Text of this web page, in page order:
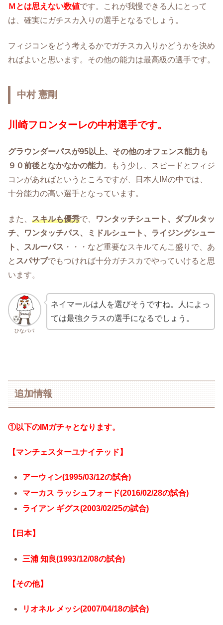
Ｍとは思えない数値です。これが我慢できる人にとって
は、確実にガチスカ入りの選手となるでしょう。
フィジコンをどう考えるかでガチスカ入りかどうかを決め
ればよいと思います。その他の能力は最高級の選手です。
中村 憲剛
川崎フロンターレの中村選手です。
グラウンダーパスが95以上、その他のオフェンス能力も
９０前後となかなかの能力。もう少し、スピードとフィジ
コンがあればというところですが、日本人IMの中では、
十分能力の高い選手となっています。
また、 スキルも優秀で、
ワンタッチシュート、ダブルタッ
チ、ワンタッチパス、ミドルシュート、ライジングシュー
ト、スルーパス ・・・など重要なスキルてんこ盛りで、あ
と スパサブでもつければ十分ガチスカでやっていけると思
います。
ひなパパ
ネイマールは人を選びそうですね。人によっ
ては最強クラスの選手になるでしょう。
追加情報
①以下のIMガチャとなります。
【マンチェスターユナイテッド】
アーウィン(1995/03/12の試合)
マーカス ラッシュフォード(2016/02/28の試合)
ライアン ギグス(2003/02/25の試合)
【日本】
三浦 知良(1993/12/08の試合)
【その他】
リオネル メッシ(2007/04/18の試合)